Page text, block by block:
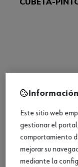
CUBETA-
QUE TE
Este sitio web
gestionar el
comportamiento
mejorar su
mediante la